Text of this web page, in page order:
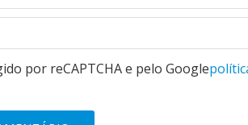
por reCAPTCHA e pelo Google